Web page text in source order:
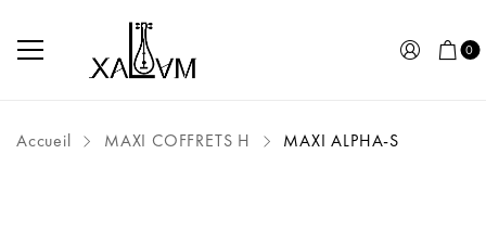
0
Accueil MAXI COFFRETS H MAXI ALPHA-S